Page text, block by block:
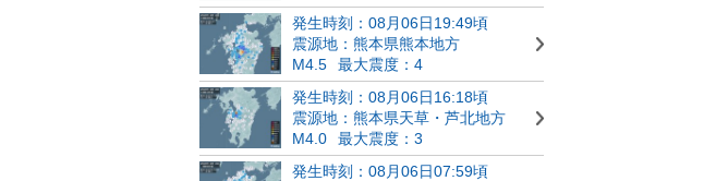
発生時刻：08月06日19:49頃
震源地：熊本県熊本地方
M4.5
最大震度：4
発生時刻：08月06日16:18頃
震源地：熊本県天草・芦北地方
M4.0
最大震度：3
発生時刻：08月06日07:59頃